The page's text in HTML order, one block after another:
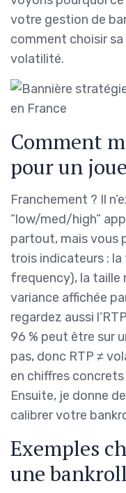
votre gestion de
comment choisir
volatilité.
Comment
pour un
Franchement ? Il
“low/med/high”
partout, mais vous
trois indicateurs :
frequency), la taille
variance affichée
regardez aussi
96 % peut être sur
pas, donc RTP ≠
en chiffres
Ensuite, je donne
calibrer votre
Exemples
une